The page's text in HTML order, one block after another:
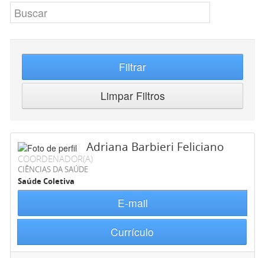
Filtrar
Limpar Filtros
Adriana Barbieri Feliciano
COORDENADOR(A)
CIÊNCIAS DA SAÚDE
Saúde Coletiva
E-mail
Currículo